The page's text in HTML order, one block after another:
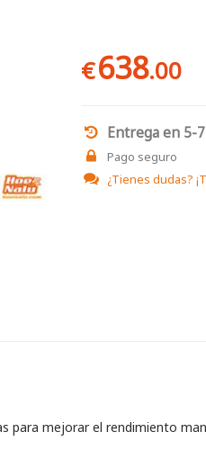
€638.00
Entrega en 5-
Pago seguro
¿Tienes dudas?
para mejorar el rendimiento